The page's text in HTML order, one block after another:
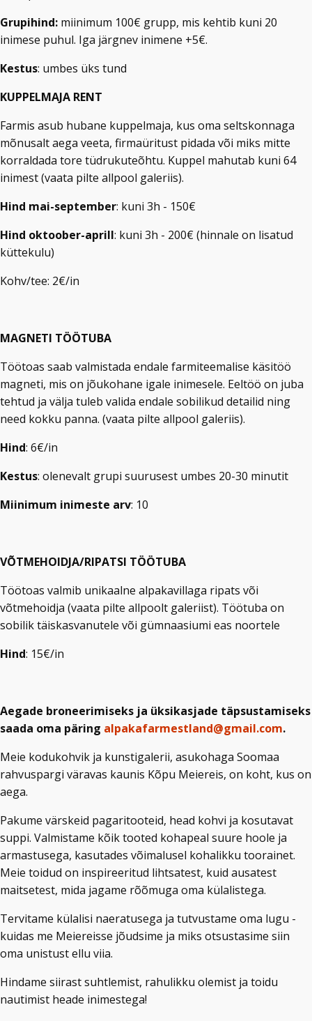
Grupihind: miinimum 100€ grupp, mis kehtib kuni 20
inimese puhul. Iga järgnev inimene +5€.
Kestus: umbes üks tund
KUPPELMAJA RENT
Farmis asub hubane kuppelmaja, kus oma seltskonnaga
mõnusalt aega veeta, firmaüritust pidada või miks mitte
korraldada tore tüdrukuteõhtu. Kuppel mahutab kuni 64
inimest (vaata pilte allpool galeriis).
Hind mai-september: kuni 3h - 150€
Hind oktoober-aprill: kuni 3h - 200€ (hinnale on lisatud
küttekulu)
Kohv/tee: 2€/in​
MAGNETI TÖÖTUBA
Töötoas saab valmistada endale farmiteemalise käsitöö
magneti, mis on jõukohane igale inimesele. Eeltöö on juba
tehtud ja välja tuleb valida endale sobilikud detailid ning
need kokku panna. (vaata pilte allpool galeriis).
Hind: 6€/in
Kestus: olenevalt grupi suurusest umbes 20-30 minutit
Miinimum inimeste arv: 10​
VÕTMEHOIDJA/RIPATSI TÖÖTUBA
Töötoas valmib unikaalne alpakavillaga ripats või
võtmehoidja (vaata pilte allpoolt galeriist). Töötuba on
sobilik täiskasvanutele või gümnaasiumi eas noortele
Hind: 15€/in
Aegade broneerimiseks ja üksikasjade täpsustamiseks
saada oma päring alpakafarmestland@gmail.com.
Meie kodukohvik ja kunstigalerii, asukohaga Soomaa
rahvuspargi väravas kaunis Kõpu Meiereis, on koht, kus on
aega.
Pakume värskeid pagaritooteid, head kohvi ja kosutavat
suppi. Valmistame kõik tooted kohapeal suure hoole ja
armastusega, kasutades võimalusel kohalikku toorainet.
Meie toidud on inspireeritud lihtsatest, kuid ausatest
maitsetest, mida jagame rõõmuga oma külalistega.
Tervitame külalisi naeratusega ja tutvustame oma lugu -
kuidas me Meiereisse jõudsime ja miks otsustasime siin
oma unistust ellu viia.
Hindame siirast suhtlemist, rahulikku olemist ja toidu
nautimist heade inimestega!